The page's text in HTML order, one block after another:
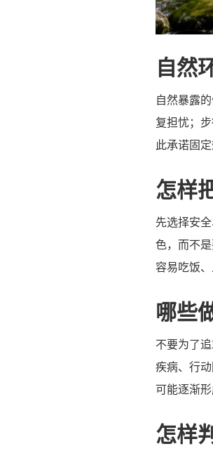
自然
自然暴露
复担忧；
此承诺固定
怎样
先选择安
色，而不
容易吃饭
哪些
不要为了
疾病、行
可能逐渐形
怎样